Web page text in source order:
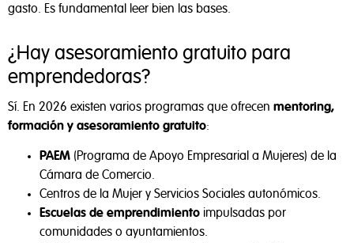
gasto. Es fundamental leer bien las bases.
¿Hay asesoramiento gratuito para
emprendedoras?
Sí. En 2026 existen varios programas que ofrecen mentoring,
formación y asesoramiento gratuito:
PAEM (Programa de Apoyo Empresarial a Mujeres) de la
Cámara de Comercio.
Centros de la Mujer y Servicios Sociales autonómicos.
Escuelas de emprendimiento impulsadas por
comunidades o ayuntamientos.